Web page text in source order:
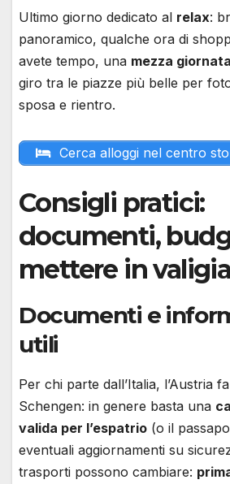
Ultimo giorno dedicato al relax:
panoramico, qualche ora di
avete tempo, una mezza
giro tra le piazze più belle per
sposa e rientro.
Cerca alloggi nel centro
Consigli pratici:
documenti,
mettere in valigia
Documenti e
utili
Per chi parte dall’Italia, l’Austria
Schengen: in genere basta una
valida per l’espatrio (o il
eventuali aggiornamenti su
trasporti possono cambiare: